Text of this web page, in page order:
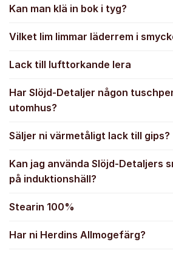
Kan man klä in bok i tyg?
Vilket lim limmar läderrem i
Lack till lufttorkande lera
Har Slöjd-Detaljer någon
utomhus?
Säljer ni värmetåligt lack till gips?
Kan jag använda Slöjd-Detaljers
på induktionshäll?
Stearin 100%
Har ni Herdins Allmogefärg?